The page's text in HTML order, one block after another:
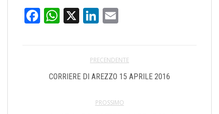
Facebook
WhatsApp
X LinkedIn
PRECENDENTE
CORRIERE DI AREZZO 15 APRILE 2016
PROSSIMO